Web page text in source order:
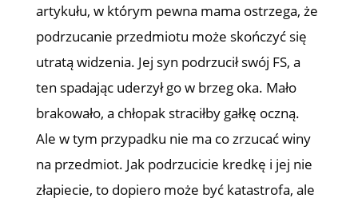
artykułu, w którym pewna mama ostrzega, że
podrzucanie przedmiotu może skończyć się
utratą widzenia. Jej syn podrzucił swój FS, a
ten spadając uderzył go w brzeg oka. Mało
brakowało, a chłopak straciłby gałkę oczną.
Ale w tym przypadku nie ma co zrzucać winy
na przedmiot. Jak podrzucicie kredkę i jej nie
złapiecie, to dopiero może być katastrofa, ale